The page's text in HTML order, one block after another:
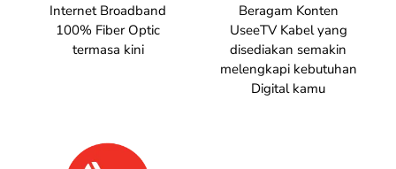
Internet Broadband
100% Fiber Optic
termasa kini
Beragam Konten
UseeTV Kabel yang
disediakan semakin
melengkapi kebutuhan
Digital kamu